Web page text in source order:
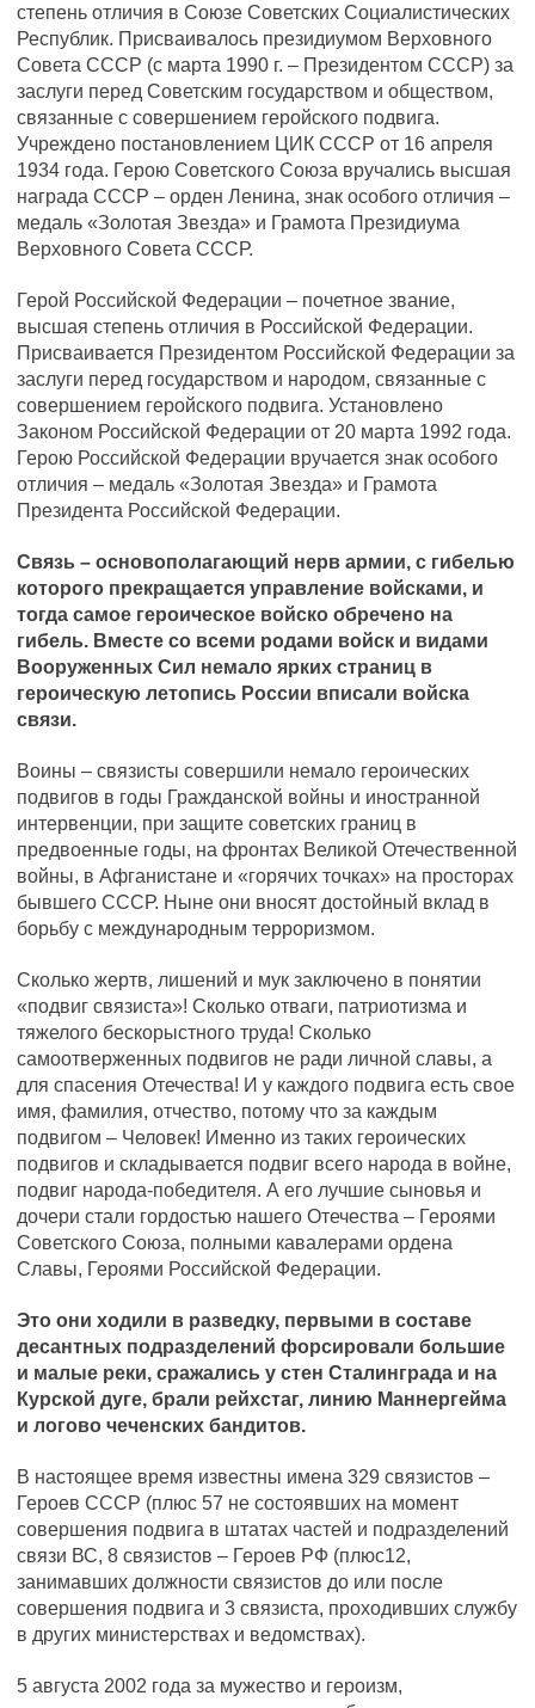
степень отличия в Союзе Советских Социалистических
Республик. Присваивалось президиумом Верховного
Совета СССР (с марта 1990 г. – Президентом СССР) за
заслуги перед Советским государством и обществом,
связанные с совершением геройского подвига.
Учреждено постановлением ЦИК СССР от 16 апреля
1934 года. Герою Советского Союза вручались высшая
награда СССР – орден Ленина, знак особого отличия –
медаль «Золотая Звезда» и Грамота Президиума
Верховного Совета СССР.
Герой Российской Федерации – почетное звание,
высшая степень отличия в Российской Федерации.
Присваивается Президентом Российской Федерации за
заслуги перед государством и народом, связанные с
совершением геройского подвига. Установлено
Законом Российской Федерации от 20 марта 1992 года.
Герою Российской Федерации вручается знак особого
отличия – медаль «Золотая Звезда» и Грамота
Президента Российской Федерации.
Связь – основополагающий нерв армии, с гибелью
которого прекращается управление войсками, и
тогда самое героическое войско обречено на
гибель. Вместе со всеми родами войск и видами
Вооруженных Сил немало ярких страниц в
героическую летопись России вписали войска
связи.
Воины – связисты совершили немало героических
подвигов в годы Гражданской войны и иностранной
интервенции, при защите советских границ в
предвоенные годы, на фронтах Великой Отечественной
войны, в Афганистане и «горячих точках» на просторах
бывшего СССР. Ныне они вносят достойный вклад в
борьбу с международным терроризмом.
Сколько жертв, лишений и мук заключено в понятии
«подвиг связиста»! Сколько отваги, патриотизма и
тяжелого бескорыстного труда! Сколько
самоотверженных подвигов не ради личной славы, а
для спасения Отечества! И у каждого подвига есть свое
имя, фамилия, отчество, потому что за каждым
подвигом – Человек! Именно из таких героических
подвигов и складывается подвиг всего народа в войне,
подвиг народа-победителя. А его лучшие сыновья и
дочери стали гордостью нашего Отечества – Героями
Советского Союза, полными кавалерами ордена
Славы, Героями Российской Федерации.
Это они ходили в разведку, первыми в составе
десантных подразделений форсировали большие
и малые реки, сражались у стен Сталинграда и на
Курской дуге, брали рейхстаг, линию Маннергейма
и логово чеченских бандитов.
В настоящее время известны имена 329 связистов –
Героев СССР (плюс 57 не состоявших на момент
совершения подвига в штатах частей и подразделений
связи ВС, 8 связистов – Героев РФ (плюс12,
занимавших должности связистов до или после
совершения подвига и 3 связиста, проходивших службу
в других министерствах и ведомствах).
5 августа 2002 года за мужество и героизм,